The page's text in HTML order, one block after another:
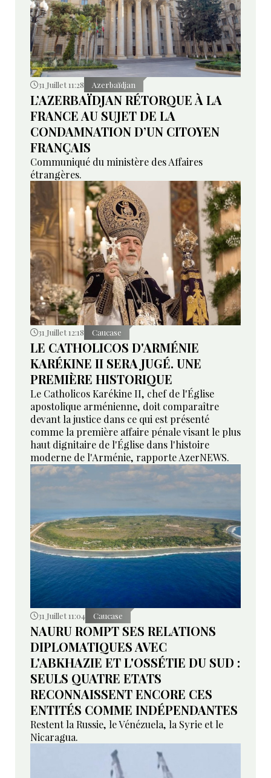
31 Juillet 11:28 Azerbaïdjan
L’AZERBAÏDJAN RÉTORQUE À LA
FRANCE AU SUJET DE LA
CONDAMNATION D’UN CITOYEN
FRANÇAIS
Communiqué du ministère des Affaires
étrangères.
31 Juillet 12:18 Caucase
LE CATHOLICOS D'ARMÉNIE
KARÉKINE II SERA JUGÉ. UNE
PREMIÈRE HISTORIQUE
Le Catholicos Karékine II, chef de l'Église
apostolique arménienne, doit comparaître
devant la justice dans ce qui est présenté
comme la première affaire pénale visant le plus
haut dignitaire de l'Église dans l'histoire
moderne de l'Arménie, rapporte AzerNEWS.
31 Juillet 11:04 Caucase
NAURU ROMPT SES RELATIONS
DIPLOMATIQUES AVEC
L'ABKHAZIE ET L'OSSÉTIE DU SUD :
SEULS QUATRE ETATS
RECONNAISSENT ENCORE CES
ENTITÉS COMME INDÉPENDANTES
Restent la Russie, le Vénézuela, la Syrie et le
Nicaragua.